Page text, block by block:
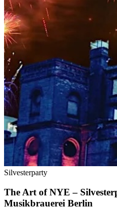
Silvesterparty
The Art of NYE –
Musikbrauerei Berlin